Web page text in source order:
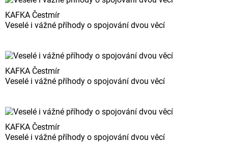
KAFKA Čestmír
Veselé i vážné příhody o spojování dvou věcí
KAFKA Čestmír
Veselé i vážné příhody o spojování dvou věcí
KAFKA Čestmír
Veselé i vážné příhody o spojování dvou věcí